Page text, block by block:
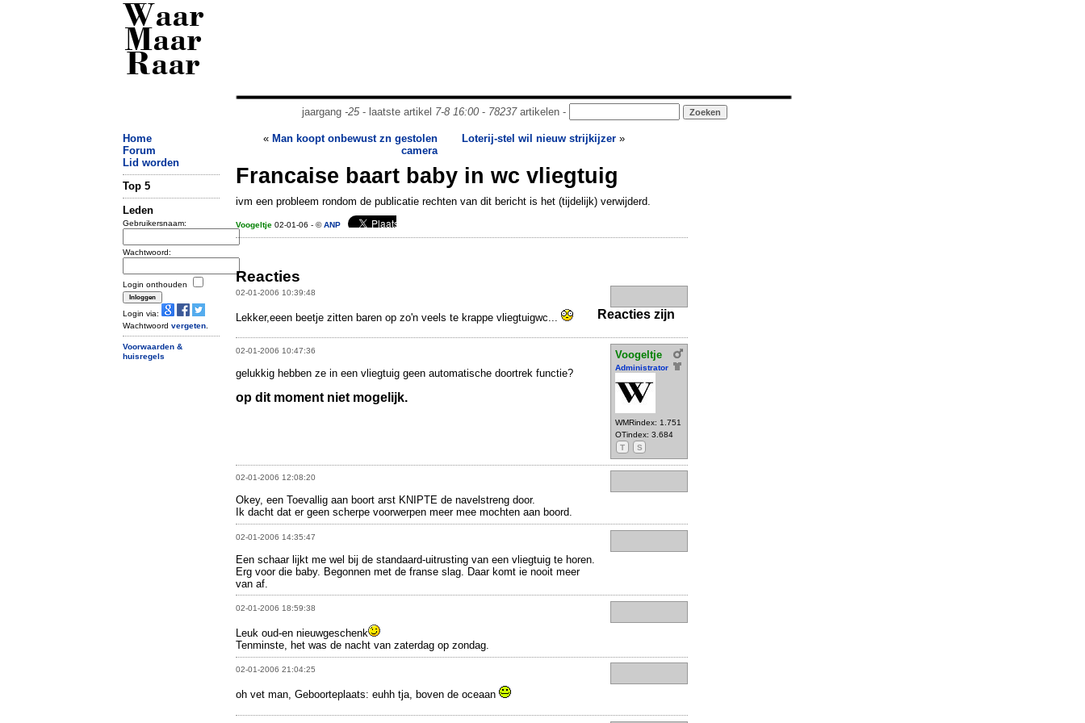
Waar
Maar
Raar
jaargang -25- laatste artikel 7-8 16:00- 78237artikelen -
Home
Forum
Lid worden
Top 5
Leden
Gebruikersnaam:
Wachtwoord:
Login onthouden
Login via:
Wachtwoord vergeten
Voorwaarden &
huisregels
« Man koopt onbewust zn gestolen
camera
Loterij-stel wil nieuw strijkijzer »
Francaise baart baby in wc vliegtuig
ivm een probleem rondom de publicatie rechten van dit bericht is het (tijdelijk) verwijderd.
Voogeltje 02-01-06 - ©ANP
Reacties
02-01-2006 10:39:48
Lekker,eeen beetje zitten baren op zo'n veels te krappe vliegtuigwc...
02-01-2006 10:47:36 Voogeltje
Administrator
WMRindex: 1.751
OTindex: 3.684
T
S
gelukkig hebben ze in een vliegtuig geen automatische doortrek functie?
02-01-2006 12:08:20
Okey, een Toevallig aan boort arst KNIPTE de navelstreng door.
Ik dacht dat er geen scherpe voorwerpen meer mee mochten aan boord.
02-01-2006 14:35:47
Een schaar lijkt me wel bij de standaard-uitrusting van een vliegtuig te horen.
Erg voor die baby. Begonnen met de franse slag. Daar komt ie nooit meer
van af.
02-01-2006 18:59:38
Leuk oud-en nieuwgeschenk
Tenminste, het was de nacht van zaterdag op zondag.
02-01-2006 21:04:25
oh vet man, Geboorteplaats: euhh tja, boven de oceaan
Reacties zijn
op dit moment niet mogelijk.